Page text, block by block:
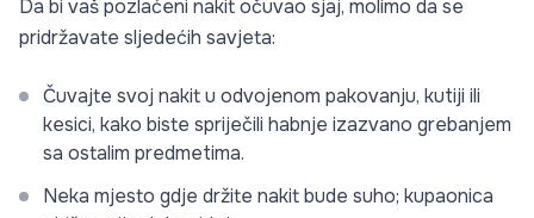
Da bi vaš pozlaćeni nakit očuvao sjaj, molimo da se
pridržavate sljedećih savjeta:
Čuvajte svoj nakit u odvojenom pakovanju, kutiji ili
kesici, kako biste spriječili habnje izazvano grebanjem
sa ostalim predmetima.
Neka mjesto gdje držite nakit bude suho; kupaonica